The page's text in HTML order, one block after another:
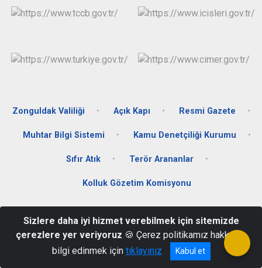
Zonguldak Valiliği Açık Kapı Resmi Gazete
Muhtar Bilgi Sistemi Kamu Denetçiliği Kurumu
Sıfır Atık Terör Arananlar
Kolluk Gözetim Komisyonu
0372 378 17 02 - 0372 378 17 05
Sizlere daha iyi hizmet verebilmek için sitemizde
çerezlere yer veriyoruz 🍪 Çerez politikamız hakkında
bilgi edinmek için tıklayınız Kabul et